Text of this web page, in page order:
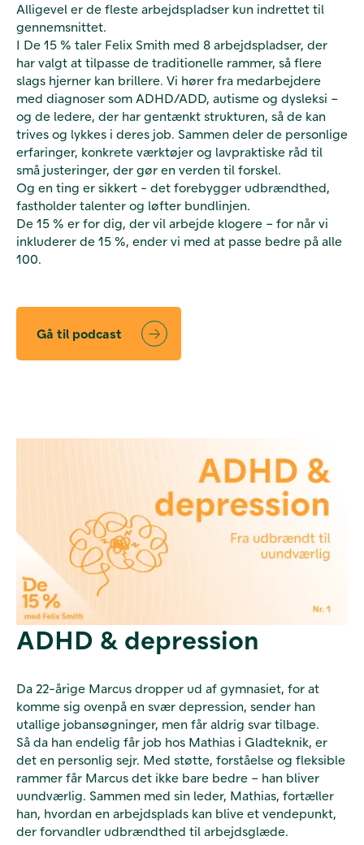
Alligevel er de fleste arbejdspladser kun indrettet til
gennemsnittet.
I De 15 % taler Felix Smith med 8 arbejdspladser, der
har valgt at tilpasse de traditionelle rammer, så flere
slags hjerner kan brillere. Vi hører fra medarbejdere
med diagnoser som ADHD/ADD, autisme og dysleksi –
og de ledere, der har gentænkt strukturen, så de kan
trives og lykkes i deres job. Sammen deler de personlige
erfaringer, konkrete værktøjer og lavpraktiske råd til
små justeringer, der gør en verden til forskel.
Og en ting er sikkert - det forebygger udbrændthed,
fastholder talenter og løfter bundlinjen.
De 15 % er for dig, der vil arbejde klogere – for når vi
inkluderer de 15 %, ender vi med at passe bedre på alle
100.
Gå til podcast
ADHD & depression
Da 22-årige Marcus dropper ud af gymnasiet, for at
komme sig ovenpå en svær depression, sender han
utallige jobansøgninger, men får aldrig svar tilbage.
Så da han endelig får job hos Mathias i Gladteknik, er
det en personlig sejr. Med støtte, forståelse og fleksible
rammer får Marcus det ikke bare bedre – han bliver
uundværlig. Sammen med sin leder, Mathias, fortæller
han, hvordan en arbejdsplads kan blive et vendepunkt,
der forvandler udbrændthed til arbejdsglæde.